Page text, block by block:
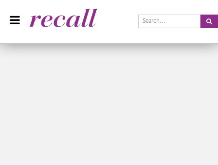
Recall Magazin
Das Praxisteam-Magazin